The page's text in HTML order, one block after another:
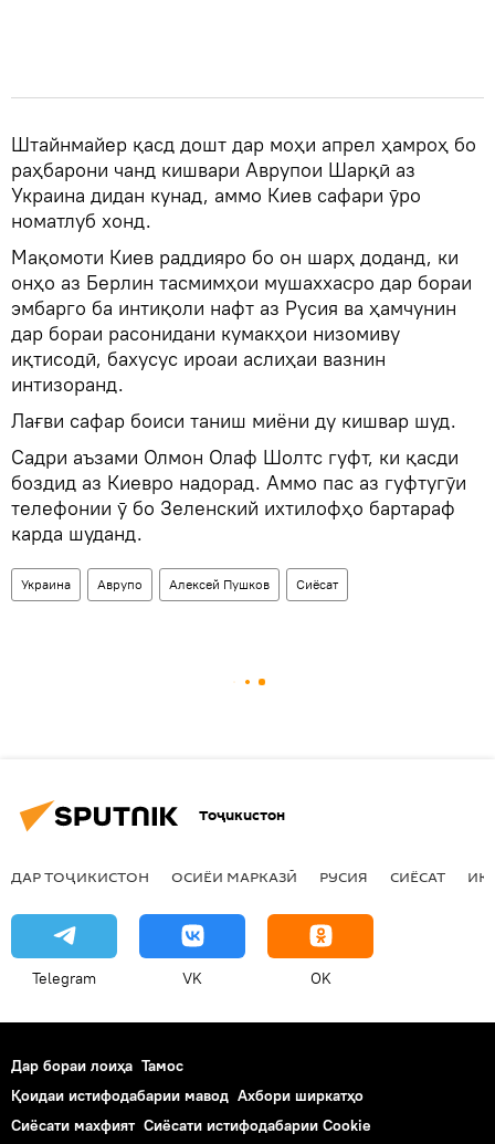
Штайнмайер қасд дошт дар моҳи апрел ҳамроҳ бо
раҳбарони чанд кишвари Аврупои Шарқӣ аз
Украина дидан кунад, аммо Киев сафари ӯро
номатлуб хонд.
Мақомоти Киев раддияро бо он шарҳ доданд, ки
онҳо аз Берлин тасмимҳои мушаххасро дар бораи
эмбарго ба интиқоли нафт аз Русия ва ҳамчунин
дар бораи расонидани кумакҳои низомиву
иқтисодӣ, бахусус ироаи аслиҳаи вазнин
интизоранд.
Лағви сафар боиси таниш миёни ду кишвар шуд.
Садри аъзами Олмон Олаф Шолтс гуфт, ки қасди
боздид аз Киевро надорад. Аммо пас аз гуфтугӯи
телефонии ӯ бо Зеленский ихтилофҳо бартараф
карда шуданд.
Украина Аврупо Алексей Пушков Сиёсат
Тоҷикистон
ДАР ТОҶИКИСТОН ОСИЁИ МАРКАЗӢ РУСИЯ СИЁСАТ
Telegram VK OK
Дар бораи лоиҳа Тамос
Қоидаи истифодабарии мавод Ахбори ширкатҳо
Сиёсати махфият Сиёсати истифодабарии Cookie